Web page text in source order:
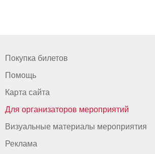
Покупка билетов
Помощь
Карта сайта
Для организаторов мероприятий
Визуальные материалы мероприятия
Реклама